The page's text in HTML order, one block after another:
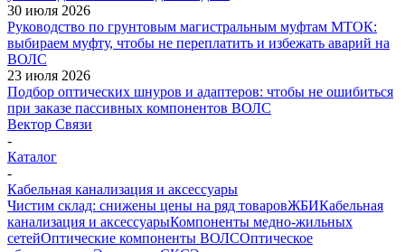
30 июля 2026
Руководство по грунтовым магистральным муфтам МТОК:
выбираем муфту, чтобы не переплатить и избежать аварий на
ВОЛС
23 июля 2026
Подбор оптических шнуров и адаптеров: чтобы не ошибиться
при заказе пассивных компонентов ВОЛС
Вектор Связи
-
Каталог
-
Кабельная канализация и аксессуары
Чистим склад: снижены цены на ряд товаровЖБИКабельная
канализация и аксессуарыКомпоненты медно-жильных
сетейОптические компоненты ВОЛСОптическое